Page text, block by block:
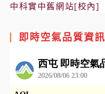
中科實中舊網站[校內]
即時空氣品質資訊